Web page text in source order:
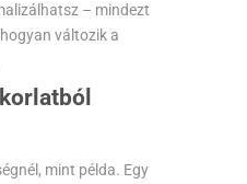
– mindezt
változik a
mint példa. Egy